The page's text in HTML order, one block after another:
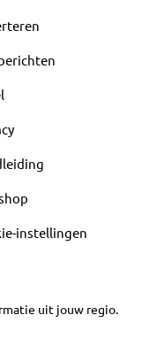
instellingen
uit jouw regio.